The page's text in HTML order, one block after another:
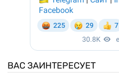
ВАС ЗАИНТЕРЕСУЕТ